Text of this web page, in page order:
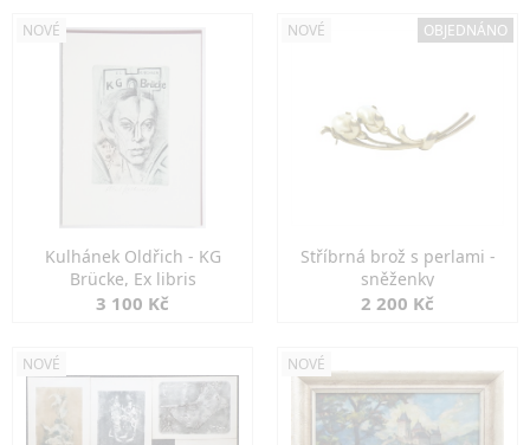
NOVÉ
Kulhánek Oldřich - KG
Brücke, Ex libris
3 100 Kč
NOVÉ OBJEDNÁNO
Stříbrná brož s perlami -
sněženky
2 200 Kč
NOVÉ NOVÉ